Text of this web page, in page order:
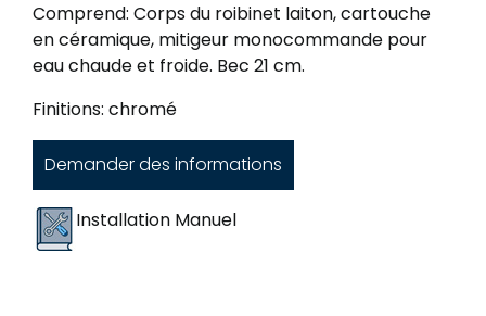
Comprend: Corps du roibinet laiton, cartouche
en céramique, mitigeur monocommande pour
eau chaude et froide. Bec 21 cm.
Finitions: chromé
Demander des informations
Installation Manuel